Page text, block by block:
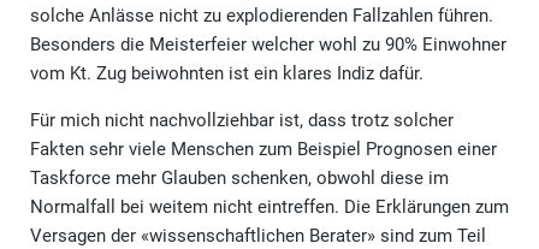
solche Anlässe nicht zu explodierenden Fallzahlen führen.
Besonders die Meisterfeier welcher wohl zu 90% Einwohner
vom Kt. Zug beiwohnten ist ein klares Indiz dafür.
Für mich nicht nachvollziehbar ist, dass trotz solcher
Fakten sehr viele Menschen zum Beispiel Prognosen einer
Taskforce mehr Glauben schenken, obwohl diese im
Normalfall bei weitem nicht eintreffen. Die Erklärungen zum
Versagen der «wissenschaftlichen Berater» sind zum Teil